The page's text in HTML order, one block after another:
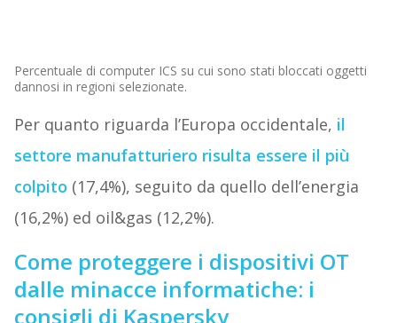
Percentuale di computer ICS su cui sono stati bloccati oggetti
dannosi in regioni selezionate.
Per quanto riguarda l’Europa occidentale, il
settore manufatturiero risulta essere il più
colpito (17,4%), seguito da quello dell’energia
(16,2%) ed oil&gas (12,2%).
Come proteggere i dispositivi OT
dalle minacce informatiche: i
consigli di Kaspersky